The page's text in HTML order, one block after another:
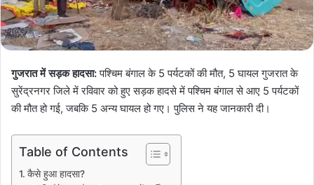
गुजरात में सड़क हादसा:पश्चिम बंगाल के 5 पर्यटकों की मौत, 5 घायल गुजरात के
सुरेंद्रनगर जिले में रविवार को हुए सड़क हादसे में पश्चिम बंगाल से आए 5 पर्यटकों
की मौत हो गई, जबकि 5 अन्य घायल हो गए। पुलिस ने यह जानकारी दी।
Table of Contents
कैसे हुआ हादसा?